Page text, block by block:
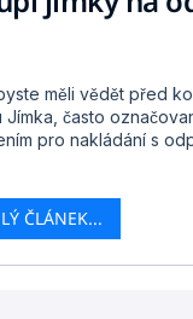
měli vědět před
často
pro nakládání s
ČLÁNEK...